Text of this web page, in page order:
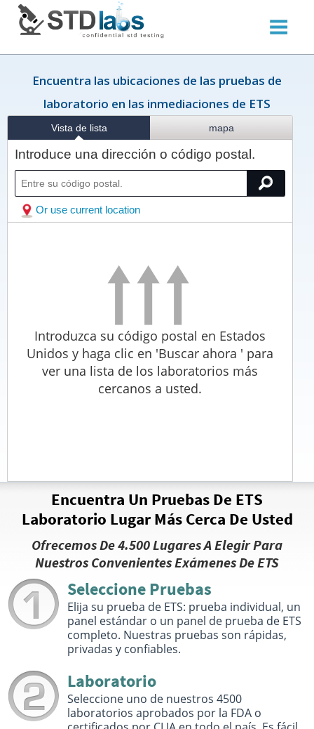
Encuentra las ubicaciones de las pruebas de
laboratorio en las inmediaciones de ETS
Vista de lista mapa
Introduce una dirección o código postal.
Or use current location
Introduzca su código postal en Estados
Unidos y haga clic en 'Buscar ahora ' para
ver una lista de los laboratorios más
cercanos a usted.
Encuentra Un Pruebas De ETS
Laboratorio Lugar Más Cerca De Usted
Ofrecemos De 4.500 Lugares A Elegir Para
Nuestros Convenientes Exámenes De ETS
Seleccione Pruebas
Elija su prueba de ETS: prueba individual, un
panel estándar o un panel de prueba de ETS
completo. Nuestras pruebas son rápidas,
privadas y confiables.
Laboratorio
Seleccione uno de nuestros 4500
laboratorios aprobados por la FDA o